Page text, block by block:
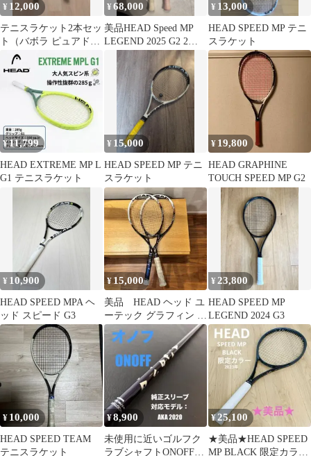
¥ 12,000
テニスラケット2本セッ
ト（バボラ ピュアドラ
イブ / ヘッド スピード
MP）
¥68,000
美品HEAD Speed MP
LEGEND 2025 G2 2本
スペック揃い
¥ 13,000
HEAD SPEED MP テニ
スラケット
¥11,799
HEAD EXTREME MP L
G1 テニスラケット
¥ 15,000
HEAD SPEED MP テニ
スラケット
¥ 19,800
HEAD GRAPHINE
TOUCH SPEED MP G2
¥ 10,900
HEAD SPEED MPA ヘ
ッド スピード G3
¥15,000
美品 HEAD ヘッド ユ
ーテック グラフィン ス
ピード エス G0 285g
¥ 23,800
HEAD SPEED MP
LEGEND 2024 G3
¥ 10,000
HEAD SPEED TEAM
テニスラケット
¥8,900
未使用に近いゴルフク
ラブシャフトONOFFオ
¥25,100
★美品★HEAD SPEED
MP BLACK 限定カラー